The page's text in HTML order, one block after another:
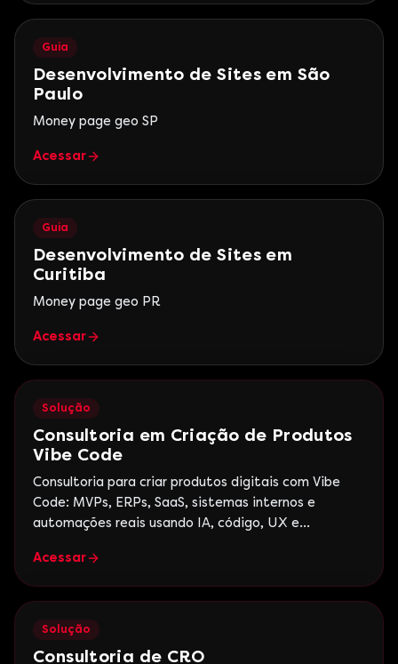
Guia
Desenvolvimento de Sites em São
Paulo
Money page geo SP
Acessar
Guia
Desenvolvimento de Sites em
Curitiba
Money page geo PR
Acessar
Solução
Consultoria em Criação de Produtos
Vibe Code
Consultoria para criar produtos digitais com Vibe
Code: MVPs, ERPs, SaaS, sistemas internos e
automações reais usando IA, código, UX e
Acessar
Solução
Consultoria de CRO